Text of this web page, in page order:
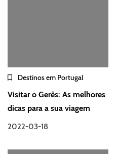
Destinos em Portugal
Visitar o Gerês: As melhores
dicas para a sua viagem
2022-03-18